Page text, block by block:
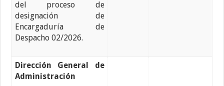
del proceso de
designación de
Encargaduría de
Despacho 02/2026.
Dirección General de
Administración